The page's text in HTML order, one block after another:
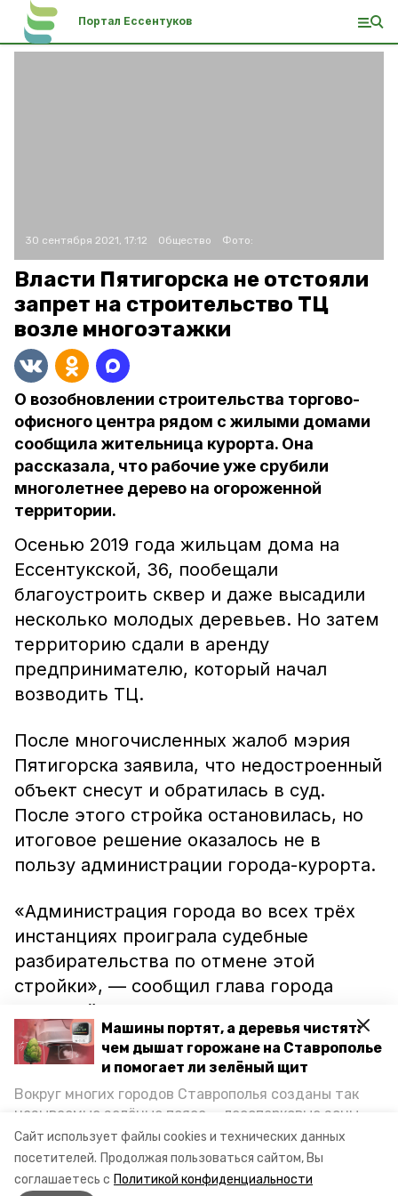
Сайт использует файлы cookies и технических данных
посетителей. Продолжая пользоваться сайтом, Вы
соглашаетесь с Политикой конфиденциальности
Машины портят, а деревья чистят:
чем дышат горожане на Ставрополье
и помогает ли зелёный щит
Вокруг многих городов Ставрополья созданы так
называемые зелёные пояса — лесопарковые зоны,
снижающие негативное воздействие выхлопных
газов на атмосферу. Справляются ли они с
постоянно растущим потоком автотранспорта и
каким воздухом дышат жители края, узнала
Портал Ессентуков
30 сентября 2021, 17:12 Общество Фото:
Власти Пятигорска не отстояли
запрет на строительство ТЦ
возле многоэтажки
О возобновлении строительства торгово-
офисного центра рядом с жилыми домами
сообщила жительница курорта. Она
рассказала, что рабочие уже срубили
многолетнее дерево на огороженной
территории.
Осенью 2019 года жильцам дома на
Ессентукской, 36, пообещали
благоустроить сквер и даже высадили
несколько молодых деревьев. Но затем
территорию сдали в аренду
предпринимателю, который начал
возводить ТЦ.
После многочисленных жалоб мэрия
Пятигорска заявила, что недостроенный
объект снесут и обратилась в суд.
После этого стройка остановилась, но
итоговое решение оказалось не в
пользу администрации города-курорта.
«Администрация города во всех трёх
инстанциях проиграла судебные
разбирательства по отмене этой
стройки», — сообщил глава города
Дмитрий Ворошилов.
Местные жители уже заявили, что не
обратиться в Генпрокуратуру РФ, чтобы
освободить территорию,сообщает
«Победа26».